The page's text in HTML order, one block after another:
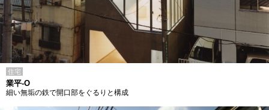
住宅
業平-O
細い無垢の鉄で開口部をぐるりと構成